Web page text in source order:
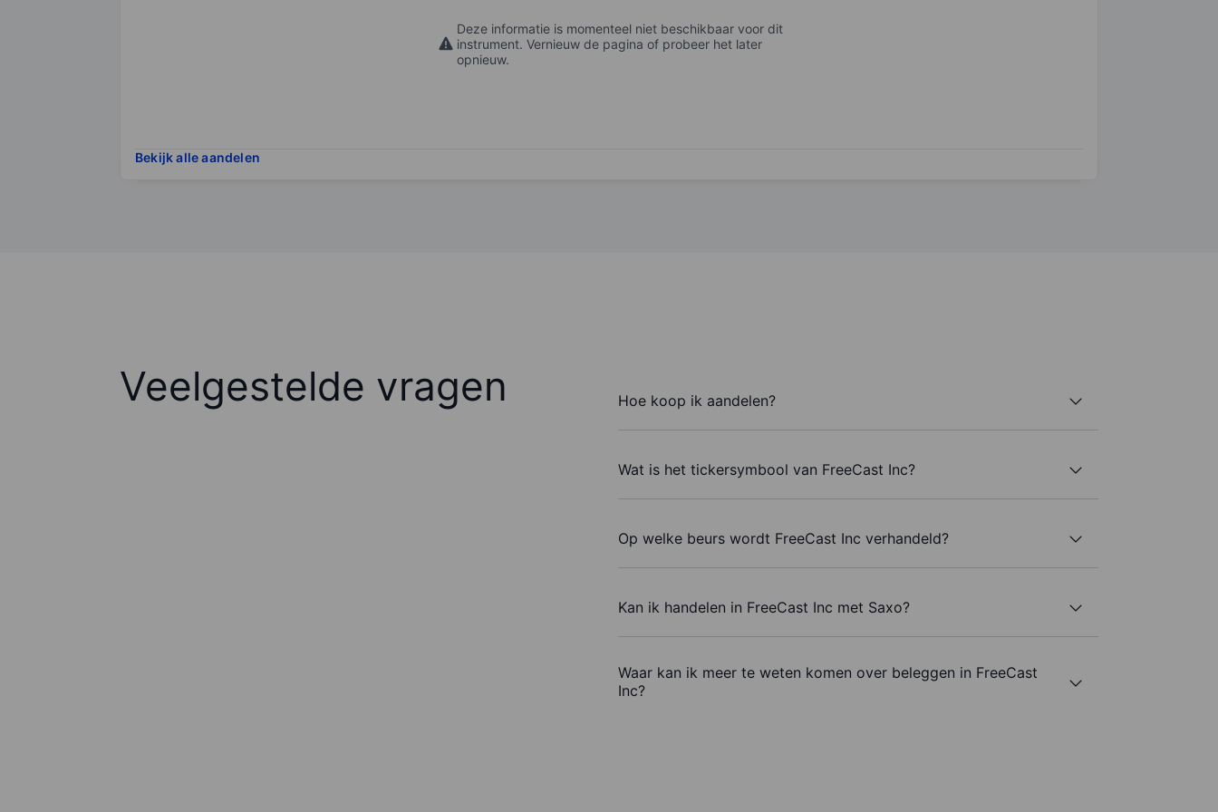
Deze informatie is momenteel niet beschikbaar voor dit
instrument. Vernieuw de pagina of probeer het later
opnieuw.
Bekijk alle aandelen
Veelgestelde vragen Hoe koop ik aandelen?
Wat is het tickersymbool van FreeCast Inc?
Op welke beurs wordt FreeCast Inc verhandeld?
Kan ik handelen in FreeCast Inc met Saxo?
Waar kan ik meer te weten komen over beleggen in FreeCast
Inc?